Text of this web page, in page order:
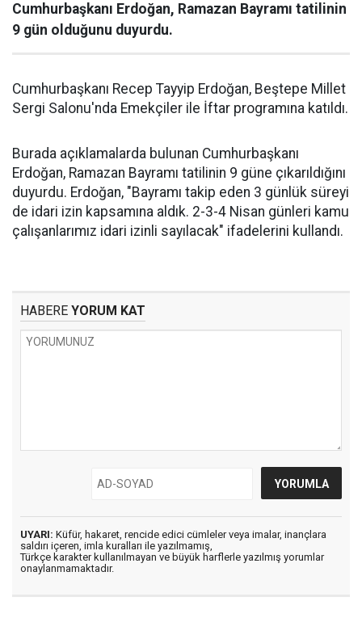
Cumhurbaşkanı Erdoğan, Ramazan Bayramı tatilinin
9 gün olduğunu duyurdu.
Cumhurbaşkanı Recep Tayyip Erdoğan, Beştepe Millet
Sergi Salonu'nda Emekçiler ile İftar programına katıldı.
Burada açıklamalarda bulunan Cumhurbaşkanı
Erdoğan, Ramazan Bayramı tatilinin 9 güne çıkarıldığını
duyurdu. Erdoğan, "Bayramı takip eden 3 günlük süreyi
de idari izin kapsamına aldık. 2-3-4 Nisan günleri kamu
çalışanlarımız idari izinli sayılacak" ifadelerini kullandı.
HABERE YORUM KAT
UYARI: Küfür, hakaret, rencide edici cümleler veya imalar, inançlara
saldırı içeren, imla kuralları ile yazılmamış,
Türkçe karakter kullanılmayan ve büyük harflerle yazılmış yorumlar
onaylanmamaktadır.